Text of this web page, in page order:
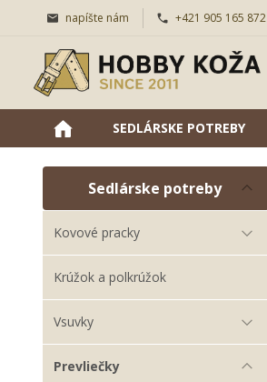
napíšte nám +421 905 165 872
SEDLÁRSKE POTREBY
Sedlárske potreby
Kovové pracky
Krúžok a polkrúžok
Vsuvky
Prevliečky